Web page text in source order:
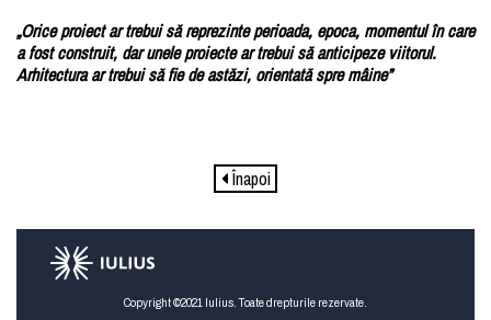
„Orice proiect ar trebui să reprezinte perioada, epoca, momentul în care
a fost construit, dar unele proiecte ar trebui să anticipeze viitorul.
Arhitectura ar trebui să fie de astăzi, orientată spre mâine”
Înapoi
Copyright ©2021 Iulius. Toate drepturile rezervate.